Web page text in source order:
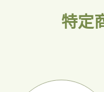
特定